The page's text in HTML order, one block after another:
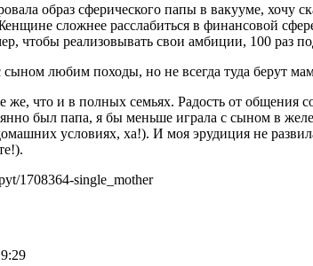
образ сферического папы в вакууме,
сложнее расслабиться в финансовой
чтобы реализовывать свои амбиции, 100 раз
любим походы, но не всегда туда берут
что и в полных семьях. Радость от общения
был папа, я бы меньше играла с сыном в
условиях, ха!). И моя эрудиция не
1708364-single_mother